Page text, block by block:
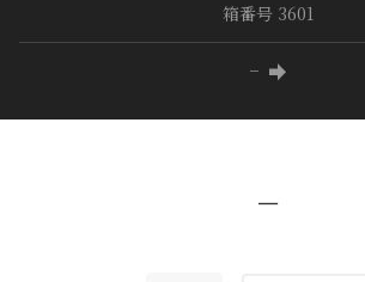
箱番号 3601
−
−